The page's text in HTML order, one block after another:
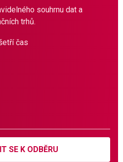
souhrnu dat a
trhů.
čas
SE K ODBĚRU